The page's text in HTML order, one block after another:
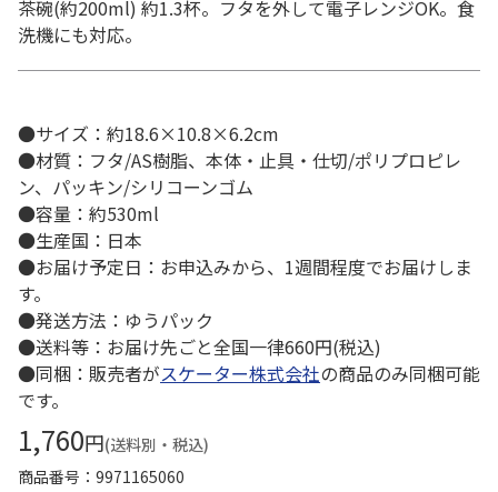
茶碗(約200ml) 約1.3杯。フタを外して電子レンジOK。食
洗機にも対応。
●サイズ：約18.6×10.8×6.2cm
●材質：フタ/AS樹脂、本体・止具・仕切/ポリプロピレ
ン、パッキン/シリコーンゴム
●容量：約530ml
●生産国：日本
●お届け予定日：お申込みから、1週間程度でお届けしま
す。
●発送方法：ゆうパック
●送料等：お届け先ごと全国一律660円(税込)
●同梱：販売者がスケーター株式会社の商品のみ同梱可能
です。
1,760円(送料別・税込)
商品番号
9971165060